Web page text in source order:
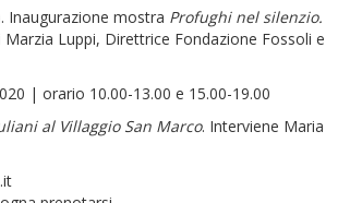
Inaugurazione mostra Profughi nel silenzio.
Marzia Luppi, Direttrice Fondazione Fossoli e
| orario 10.00-13.00 e 15.00-19.00
al Villaggio San Marco. Interviene Maria